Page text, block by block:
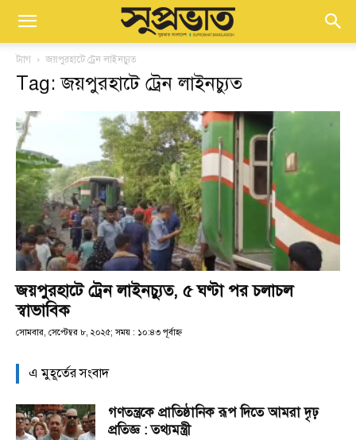
ট্যাগ জয়পুরহাটে ট্রেন লাইনচ্যুত
Tag: জয়পুরহাটে ট্রেন লাইনচ্যুত
জয়পুরহাটে ট্রেন লাইনচ্যুত, ৫ ঘণ্টা পর চলাচল
স্বাভাবিক
সোমবার, সেপ্টেম্বর ৮, ২০২৫; সময় : ১০:৪৩ পূর্বাহ্ণ
এ মুহূর্তের সংবাদ
গণতন্ত্রকে প্রাতিষ্ঠানিক রূপ দিতে আমরা দৃঢ়
প্রতিজ্ঞ : তথ্যমন্ত্রী